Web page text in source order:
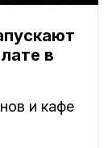
в
и кафе